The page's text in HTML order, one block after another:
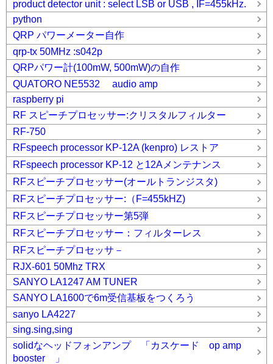
product detector unit : select LSB or USB , IF=455kHz.
python
QRP パワーメーター自作
qrp-tx 50MHz :s042p
QRPパワー計(100mW, 500mW)の自作
QUATORO NE5532 audio amp
raspberry pi
RF スピーチプロセッサー:クリスタルフィルター
RF-750
RFspeech processor KP-12A (kenpro) レストア
RFspeech processor KP-12 と12Aメンテナンス
RFスピーチプロセッサー(オールトランジスタ)
RFスピーチプロセッサー:（F=455kHZ)
RFスピーチプロセッサー第5弾
RFスピーチプロセッサー：フィルターレス
RFスピーチプロセッサ－
RJX-601 50Mhz TRX
SANYO LA1247 AM TUNER
SANYO LA1600で6m受信基板をつくろう
sanyo LA4227
sing.sing,sing
solidなヘッドフォンアンプ 「カスケード op amp
booster 」